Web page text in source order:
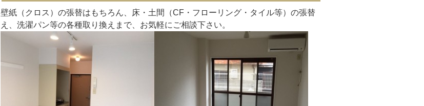
壁紙（クロス）の張替はもちろん、床・土間（CF・フローリング・タイル等）の張替
え、洗濯パン等の各種取り換えまで、お気軽にご相談下さい。